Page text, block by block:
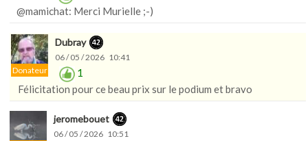
@mamichat: Merci Murielle ;-)
Donateur
Dubray
06 / 05 / 2026 10:41
1
Félicitation pour ce beau prix sur le podium et bravo
jeromebouet
06 / 05 / 2026 10:51